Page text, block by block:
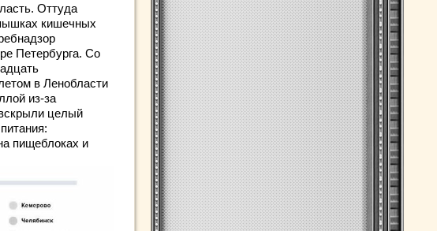
Оттуда
кишечных
Петербурга. Со
в Ленобласти
из-за
целый
пищеблоках и